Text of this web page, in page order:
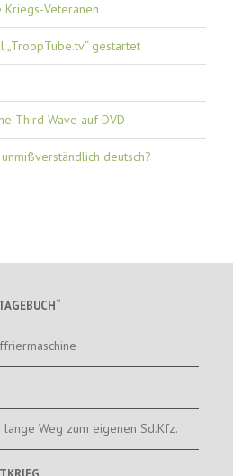
Kriegs-Veteranen
gestartet
Third Wave auf DVD
deutsch?
Weg zum eigenen Sd.Kfz.